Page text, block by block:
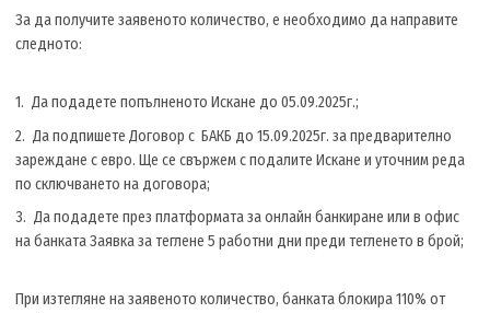
За да получите заявеното количество, е необходимо да направите
следното:
Да подадете попълненото Искане до 05.09.2025г.;
Да подпишете Договор с БАКБ до 15.09.2025г. за предварително
зареждане с евро. Ще се свържем с подалите Искане и уточним реда
по сключването на договора;
Да подадете през платформата за онлайн банкиране или в офис
на банката Заявка за теглене 5 работни дни преди тегленето в брой;
При изтегляне на заявеното количество, банката блокира 110% от